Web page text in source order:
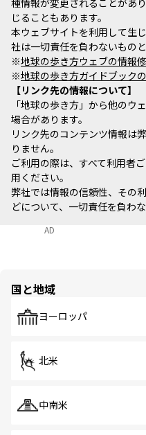
種情報が変更されることがあ
じることもあります。
本ウェブサイトを利用して生
社は一切責任を負わないものと
※地球の歩き方ウェブの情報
※地球の歩き方ガイドブック
リンク先の情報について
「地球の歩き方」から他のウ
場合があります。
リンク先のコンテンツ情報は
りません。
ご利用の際は、すべて利用者
用ください。
弊社では情報の信頼性、その
どについて、一切責任を負わ
AD
国と地域
ヨーロッパ
北米
中南米